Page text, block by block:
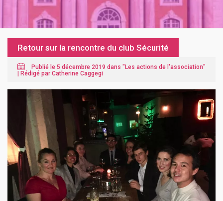
Retour sur la rencontre du club Sécurité
Publié le 5 décembre 2019 dans "Les actions de l'association"
| Rédigé par Catherine Caggegi